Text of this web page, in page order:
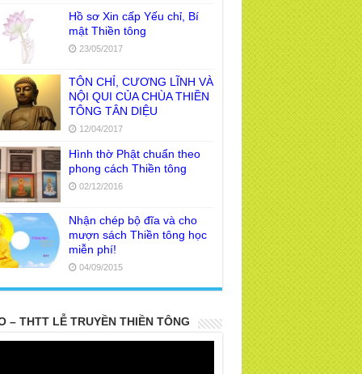
Hồ sơ Xin cấp Yếu chỉ, Bí
mật Thiền tông
23/05/2017
TÔN CHỈ, CƯƠNG LĨNH VÀ
NỘI QUI CỦA CHÙA THIỀN
TÔNG TÂN DIỆU
12/04/2017
Hình thờ Phật chuẩn theo
phong cách Thiền tông
02/12/2016
Nhận chép bộ đĩa và cho
mượn sách Thiền tông học
miễn phí!
04/09/2015
– THTT LỄ TRUYỀN THIỀN TÔNG